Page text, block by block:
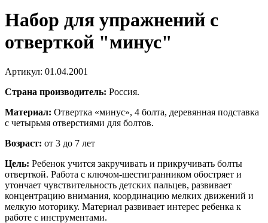
Набор для упражнений с
отверткой "минус"
Артикул: 01.04.2001
Страна производитель: Россия.
Материал: Отвертка «минус», 4 болта, деревянная подставка
с четырьмя отверстиями для болтов.
Возраст: от 3 до 7 лет
Цель: Ребенок учится закручивать и прикручивать болты
отверткой. Работа с ключом-шестигранником обостряет и
утончает чувствительность детских пальцев, развивает
концентрацию внимания, координацию мелких движений и
мелкую моторику. Материал развивает интерес ребенка к
работе с инструментами.